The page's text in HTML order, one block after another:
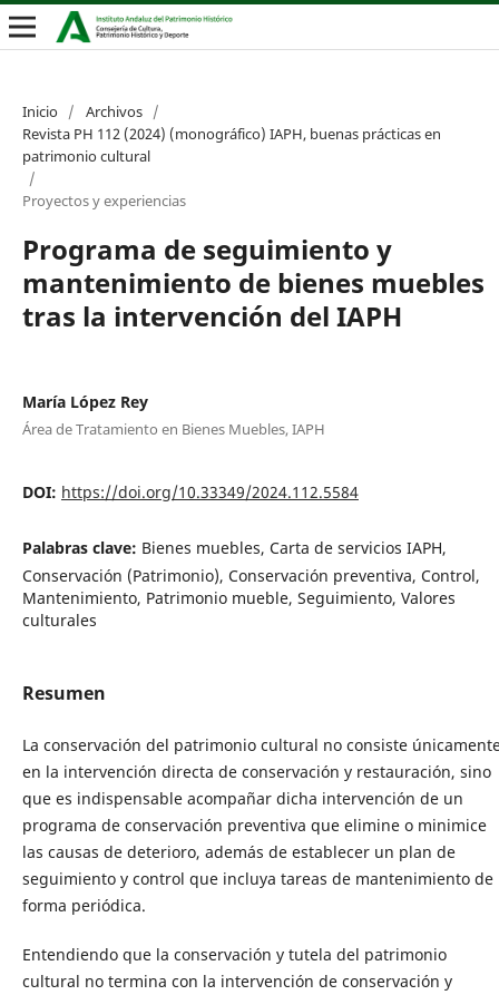
Inicio / Archivos /
Revista PH 112 (2024) (monográfico) IAPH, buenas prácticas en
patrimonio cultural
/
Proyectos y experiencias
Programa de seguimiento y
mantenimiento de bienes muebles
tras la intervención del IAPH
María López Rey
Área de Tratamiento en Bienes Muebles, IAPH
DOI: https://doi.org/10.33349/2024.112.5584
Palabras clave: Bienes muebles, Carta de servicios IAPH,
Conservación (Patrimonio), Conservación preventiva, Control,
Mantenimiento, Patrimonio mueble, Seguimiento, Valores
culturales
Resumen
La conservación del patrimonio cultural no consiste
en la intervención directa de conservación y restauración, sino
que es indispensable acompañar dicha intervención de un
programa de conservación preventiva que elimine o minimice
las causas de deterioro, además de establecer un plan de
seguimiento y control que incluya tareas de mantenimiento de
forma periódica.
Entendiendo que la conservación y tutela del patrimonio
cultural no termina con la intervención de conservación y